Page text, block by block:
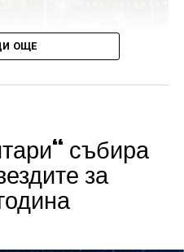
в парк „Максим
кула, с вход
на 12 август с
& Vakavliev.
ОЩЕ
събира
за